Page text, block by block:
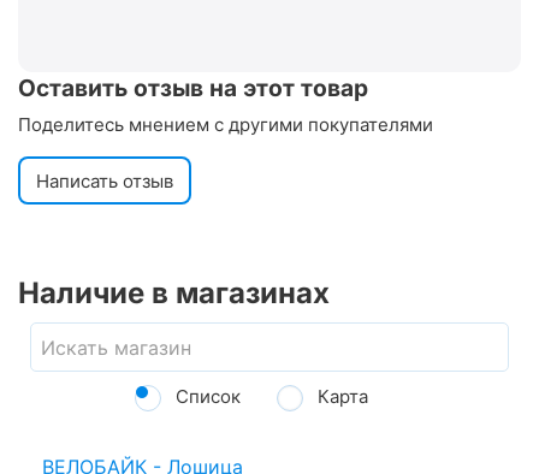
Оставить отзыв на этот товар
Поделитесь мнением с другими покупателями
Написать отзыв
Наличие в магазинах
Список Карта
ВЕЛОБАЙК - Лошица